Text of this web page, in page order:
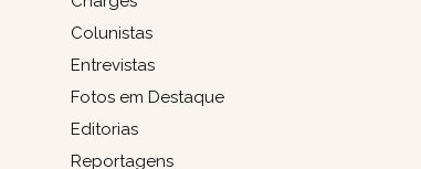
Colunistas
Entrevistas
Fotos em Destaque
Editorias
Reportagens